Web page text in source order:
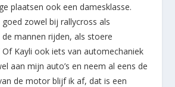
plaatsen ook een damesklasse.
zowel bij rallycross als
mannen rijden, als stoere
Of Kayli ook iets van automechaniek
aan mijn auto’s en neem al eens de
de motor blijf ik af, dat is een